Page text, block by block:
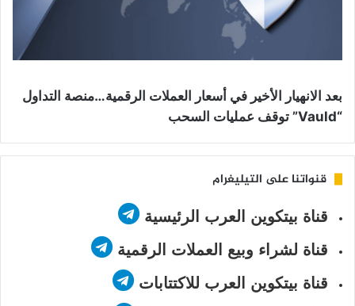
بعد الانهيار الأخير في أسعار العملات الرقمية…منصة التداول
“Vauld” توقف عمليات السحب
قنواتنا على التيليغرام
قناة بيتكوين العرب الرئيسية
قناة لشراء وبيع العملات الرقمية
قناة بيتكوين العرب للاكتتابات